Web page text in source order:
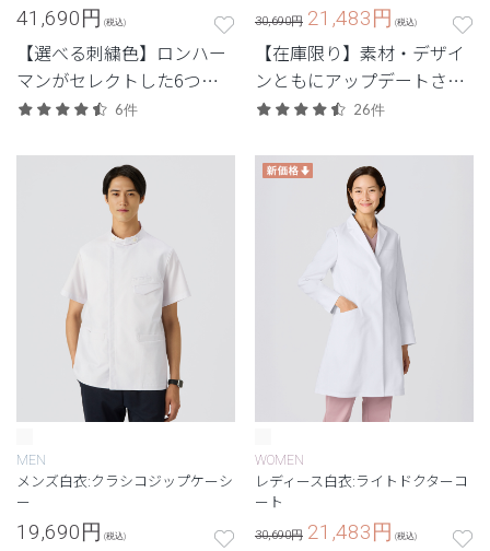
41,690円 (税込)
【選べる刺繍色】ロンハー
マンがセレクトした6つの
刺繍色からつくる特別なジ
6件
30,690円 21,483円 (税込)
【在庫限り】素材・デザイ
ンともにアップデートされ
た、定番人気のテーラード
26件
MEN
メンズ白衣:クラシコジップケーシ
ー
19,690円 (税込)
WOMEN
レディース白衣:ライトドクターコ
ート
30,690円 21,483円 (税込)